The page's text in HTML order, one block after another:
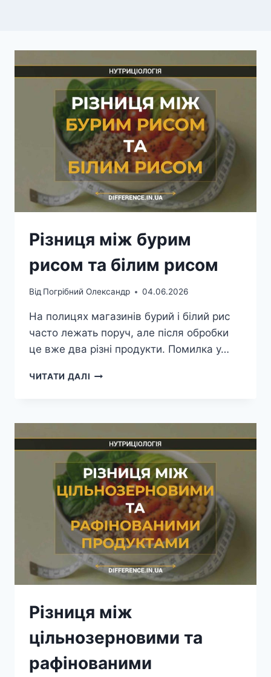
Різниця між бурим
рисом та білим рисом
Від Погрібний Олександр 04.06.2026
На полицях магазинів бурий і білий рис
часто лежать поруч, але після обробки
це вже два різні продукти. Помилка у…
ЧИТАТИ ДАЛІ РІЗНИЦЯ
ТА
БІЛИМ
РИСОМ
Різниця між
цільнозерновими та
рафінованими